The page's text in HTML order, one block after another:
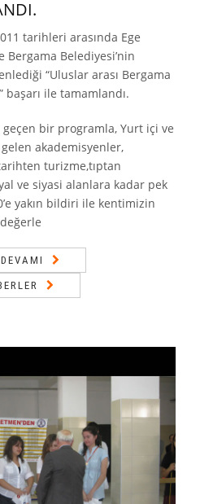
tarihleri arasında Ege
Bergama Belediyesi’nin
“Uluslar arası Bergama
başarı ile tamamlandı.
geçen bir programla, Yurt içi ve
akademisyenler,
turizme,tıptan
ve siyasi alanlara kadar pek
yakın bildiri ile kentimizin